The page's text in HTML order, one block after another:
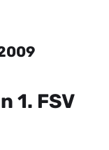
1. FSV